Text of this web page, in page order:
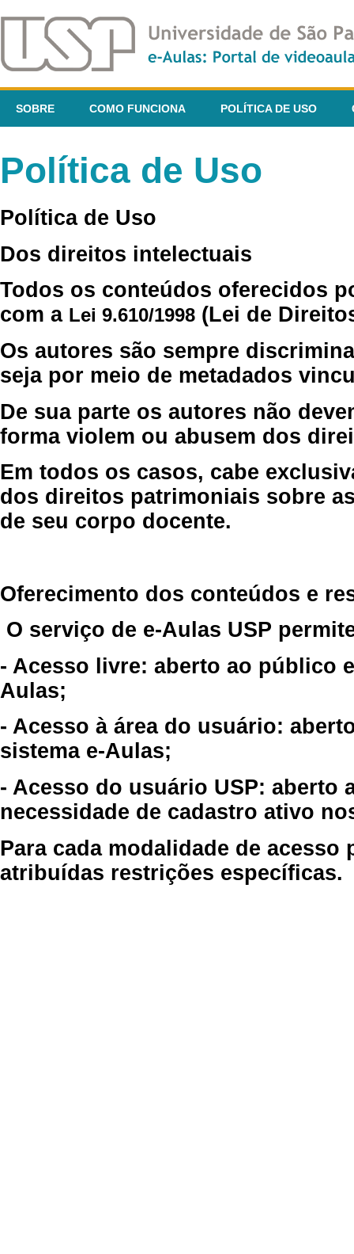
SOBRE COMO FUNCIONA POLÍTICA DE USO
Política de Uso
Política de Uso
Dos direitos intelectuais
Todos os conteúdos oferecidos
com a Lei 9.610/1998 (Lei de
Os autores são sempre
seja por meio de metadados
De sua parte os autores não
forma violem ou abusem dos
Em todos os casos, cabe
dos direitos patrimoniais sobre
de seu corpo docente.
Oferecimento dos conteúdos e
O serviço de e-Aulas USP
- Acesso livre: aberto ao público
Aulas;
- Acesso à área do usuário:
sistema e-Aulas;
- Acesso do usuário USP: aberto
necessidade de cadastro ativo
Para cada modalidade de
atribuídas restrições específicas.